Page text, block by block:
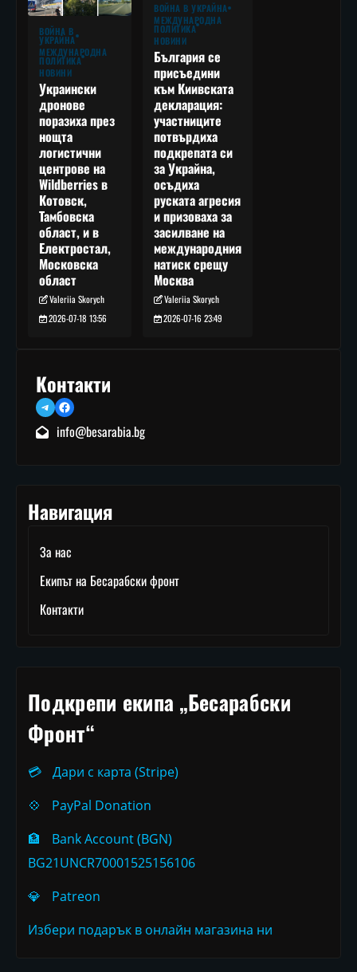
ВОЙНА В
УКРАЙНА
МЕЖДУНАРОДНА
ПОЛИТИКА
НОВИНИ
Украински
дронове
поразиха през
нощта
логистични
центрове на
Wildberries в
Котовск,
Тамбовска
област, и в
Електростал,
Московска
област
Valeriia Skorych
2026-07-18 13:56
ВОЙНА В УКРАЙНА
МЕЖДУНАРОДНА
ПОЛИТИКА
НОВИНИ
България се
присъедини
към Киивската
декларация:
участниците
потвърдиха
подкрепата си
за Украйна,
осъдиха
руската агресия
и призоваха за
засилване на
международния
натиск срещу
Москва
Valeriia Skorych
2026-07-16 23:49
Контакти
TelegramFacebook
info@besarabia.bg
Навигация
За нас
Екипът на Бесарабски фронт
Контакти
Подкрепи екипа „Бесарабски
Фронт“
💳
Дари с карта (Stripe)
💠
PayPal Donation
🏦
Bank Account (BGN)
BG21UNCR70001525156106
💎
Patreon
Избери подарък в онлайн магазина ни